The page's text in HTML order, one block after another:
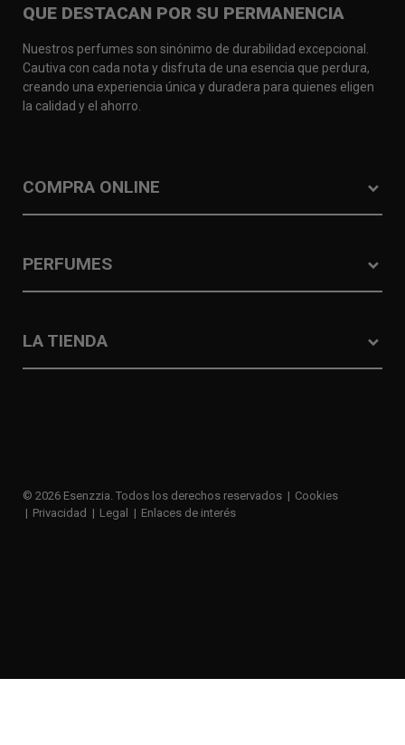
QUE DESTACAN POR SU PERMANENCIA
Nuestros perfumes son sinónimo de durabilidad excepcional.
Cautiva con cada nota y disfruta de una esencia que perdura,
creando una experiencia única y duradera para quienes eligen
la calidad y el ahorro.
COMPRA ONLINE
PERFUMES
LA TIENDA
© 2026 Esenzzia. Todos los derechos reservados
Cookies
Privacidad
Legal Enlaces de interés